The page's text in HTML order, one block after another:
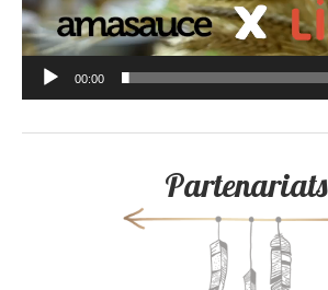
00:00
Partenariats